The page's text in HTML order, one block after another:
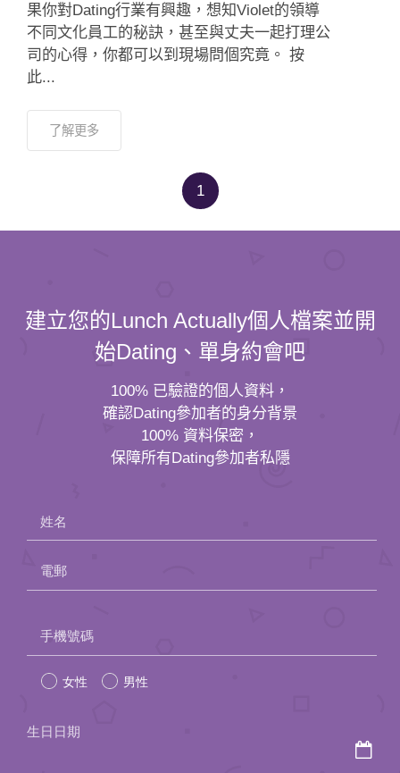
果你對Dating行業有興趣，想知Violet的領導
不同文化員工的秘訣，甚至與丈夫一起打理公
司的心得，你都可以到現場問個究竟。 按
此...
了解更多
1
建立您的Lunch Actually個人檔案並開
始Dating、單身約會吧
100% 已驗證的個人資料，
確認Dating參加者的身分背景
100% 資料保密，
保障所有Dating參加者私隱
姓名
電郵
leave
this
手機號碼
女性 男性
生日日期